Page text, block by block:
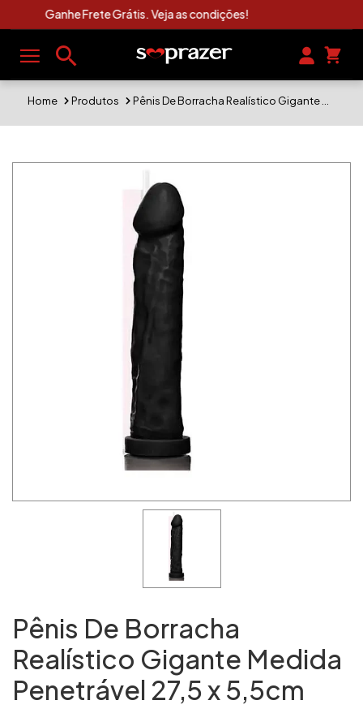
Clique Aqui e Veja As Novidades Sexshop
Home Produtos
Pênis De Borracha
Realístico Gigante Medida
Penetrável 27,5 x 5,5cm